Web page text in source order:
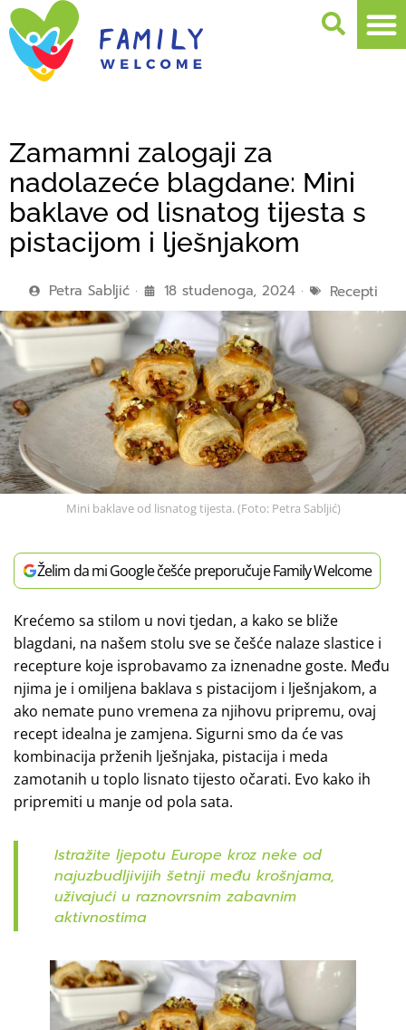
Zamamni zalogaji za
nadolazeće blagdane: Mini
baklave od lisnatog tijesta s
pistacijom i lješnjakom
Petra Sabljić 18 studenoga, 2024 Recepti
Mini baklave od lisnatog tijesta. (Foto: Petra Sabljić)
Želim da mi Google češće preporučuje Family Welcome
Krećemo sa stilom u novi tjedan, a kako se bliže
blagdani, na našem stolu sve se češće nalaze slastice i
recepture koje isprobavamo za iznenadne goste. Među
njima je i omiljena baklava s pistacijom i lješnjakom, a
ako nemate puno vremena za njihovu pripremu, ovaj
recept idealna je zamjena. Sigurni smo da će vas
kombinacija prženih lješnjaka, pistacija i meda
zamotanih u toplo lisnato tijesto očarati. Evo kako ih
pripremiti u manje od pola sata.
Istražite ljepotu Europe kroz neke od
najuzbudljivijih šetnji među krošnjama,
uživajući u raznovrsnim zabavnim
aktivnostima